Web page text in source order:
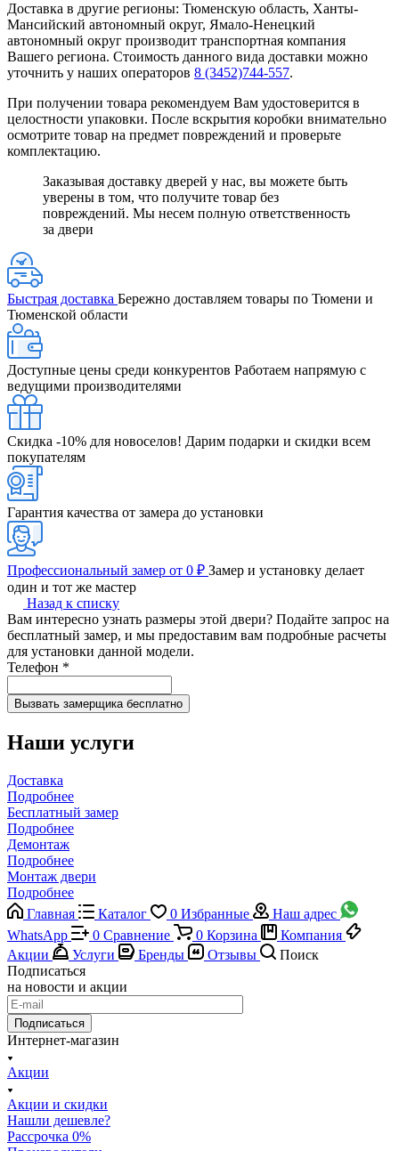
Доставка в другие регионы: Тюменскую область, Ханты-
Мансийский автономный округ, Ямало-Ненецкий
автономный округ производит транспортная компания
Вашего региона. Стоимость данного вида доставки можно
уточнить у наших операторов 8 (3452)744-557.
При получении товара рекомендуем Вам удостоверится в
целостности упаковки. После вскрытия коробки внимательно
осмотрите товар на предмет повреждений и проверьте
комплектацию.
Заказывая доставку дверей у нас, вы можете быть
уверены в том, что получите товар без
повреждений. Мы несем полную ответственность
за двери
Быстрая доставка Бережно доставляем товары по Тюмени и
Тюменской области
Доступные цены среди конкурентов Работаем напрямую с
ведущими производителями
Скидка -10% для новоселов! Дарим подарки и скидки всем
покупателям
Гарантия качества от замера до установки
Профессиональный замер от 0 ₽ Замер и установку делает
один и тот же мастер
Назад к списку
Вам интересно узнать размеры этой двери? Подайте запрос на
бесплатный замер, и мы предоставим вам подробные расчеты
для установки данной модели.
Телефон *
Наши услуги
Доставка
Подробнее
Бесплатный замер
Подробнее
Демонтаж
Подробнее
Монтаж двери
Подробнее
Главная
Каталог 0 Избранные
Наш адрес
WhatsApp
0 Сравнение 0 Корзина
Компания
Акции
Услуги Бренды Отзывы
Поиск
Подписаться
на новости и акции
Подписаться
Интернет-магазин
Акции
Акции и скидки
Нашли дешевле?
Рассрочка 0%